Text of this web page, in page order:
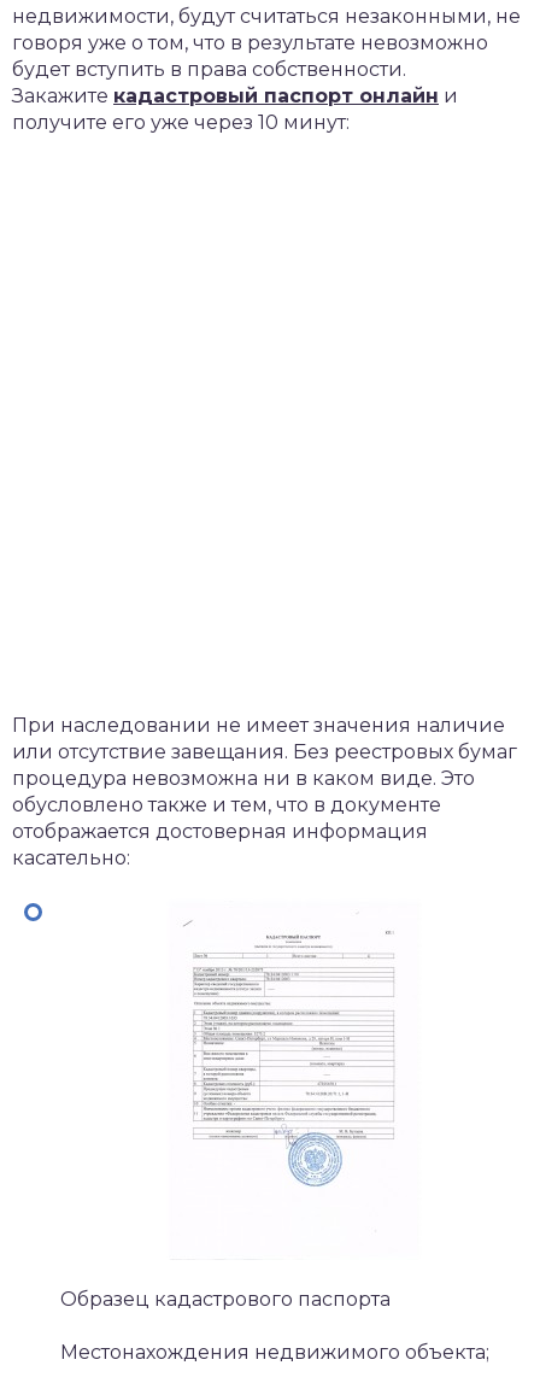
недвижимости, будут считаться незаконными, не
говоря уже о том, что в результате невозможно
будет вступить в права собственности.
Закажите кадастровый паспорт онлайн и
получите его уже через 10 минут:
При наследовании не имеет значения наличие
или отсутствие завещания. Без реестровых бумаг
процедура невозможна ни в каком виде. Это
обусловлено также и тем, что в документе
отображается достоверная информация
касательно:
Образец кадастрового паспорта
Местонахождения недвижимого объекта;